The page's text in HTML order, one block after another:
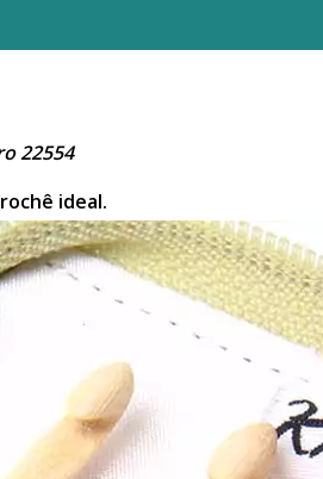
22554
ideal.